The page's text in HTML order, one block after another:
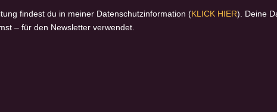
findest du in meiner Datenschutzinformation (KLICK HIER). Deine
– für den Newsletter verwendet.